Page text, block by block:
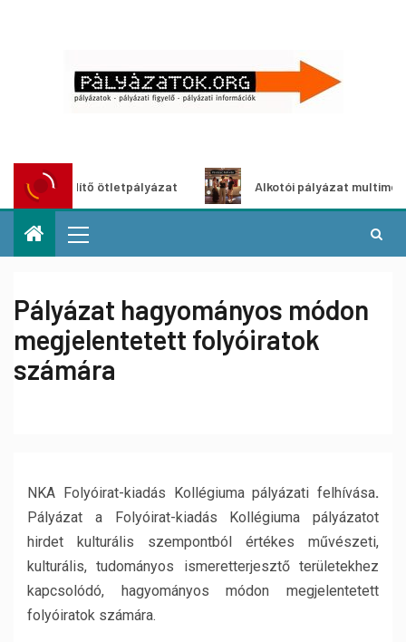
ötletpályázat Alkotói pályázat multimédia-
Pályázat hagyományos módon
megjelentetett folyóiratok
számára
NKA Folyóirat-kiadás Kollégiuma pályázati felhívása.
Pályázat a Folyóirat-kiadás Kollégiuma pályázatot
hirdet kulturális szempontból értékes művészeti,
kulturális, tudományos ismeretterjesztő területekhez
kapcsolódó, hagyományos módon megjelentetett
folyóiratok számára.